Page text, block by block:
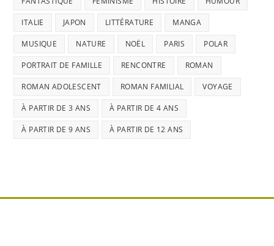
ITALIE JAPON LITTÉRATURE MANGA
MUSIQUE NATURE NOËL PARIS POLAR
PORTRAIT DE FAMILLE RENCONTRE ROMAN
ROMAN ADOLESCENT ROMAN FAMILIAL VOYAGE
À PARTIR DE 3 ANS À PARTIR DE 4 ANS
À PARTIR DE 9 ANS À PARTIR DE 12 ANS